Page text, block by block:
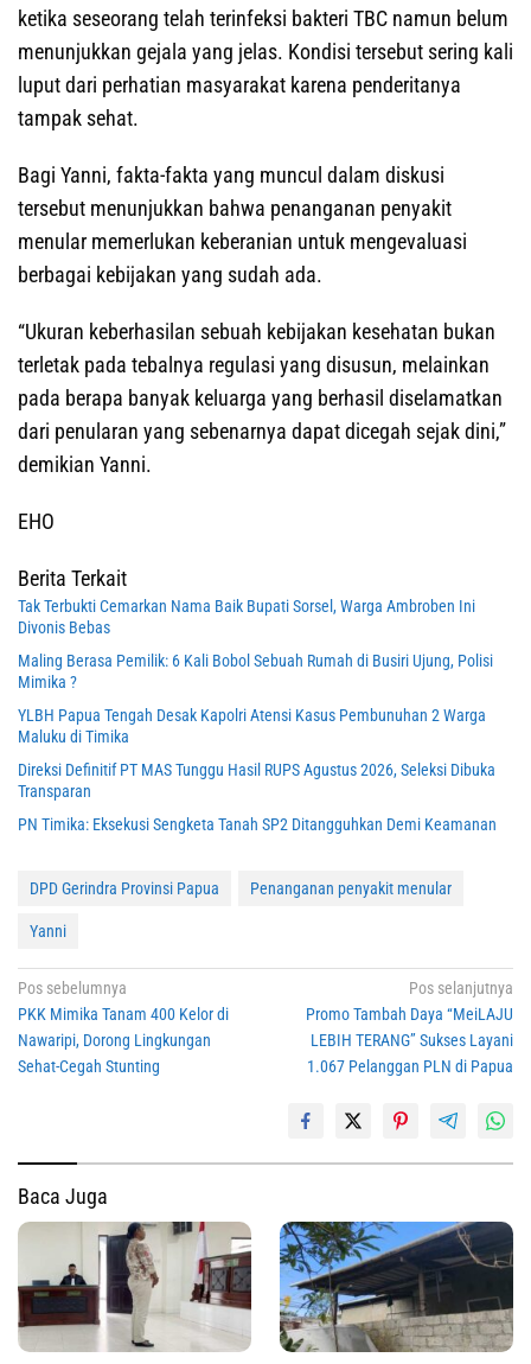
ketika seseorang telah terinfeksi bakteri TBC namun belum
menunjukkan gejala yang jelas. Kondisi tersebut sering kali
luput dari perhatian masyarakat karena penderitanya
tampak sehat.
Bagi Yanni, fakta-fakta yang muncul dalam diskusi
tersebut menunjukkan bahwa penanganan penyakit
menular memerlukan keberanian untuk mengevaluasi
berbagai kebijakan yang sudah ada.
“Ukuran keberhasilan sebuah kebijakan kesehatan bukan
terletak pada tebalnya regulasi yang disusun, melainkan
pada berapa banyak keluarga yang berhasil diselamatkan
dari penularan yang sebenarnya dapat dicegah sejak dini,”
demikian Yanni.
EHO
Berita Terkait
Tak Terbukti Cemarkan Nama Baik Bupati Sorsel, Warga Ambroben Ini
Divonis Bebas
Maling Berasa Pemilik: 6 Kali Bobol Sebuah Rumah di Busiri Ujung, Polisi
Mimika ?
YLBH Papua Tengah Desak Kapolri Atensi Kasus Pembunuhan 2 Warga
Maluku di Timika
Direksi Definitif PT MAS Tunggu Hasil RUPS Agustus 2026, Seleksi Dibuka
Transparan
PN Timika: Eksekusi Sengketa Tanah SP2 Ditangguhkan Demi Keamanan
DPD Gerindra Provinsi Papua Penanganan penyakit menular
Yanni
Navigasi
pos
Pos sebelumnya
PKK Mimika Tanam 400 Kelor di
Nawaripi, Dorong Lingkungan
Sehat-Cegah Stunting
Pos selanjutnya
Promo Tambah Daya “MeiLAJU
LEBIH TERANG” Sukses Layani
1.067 Pelanggan PLN di Papua
Baca Juga